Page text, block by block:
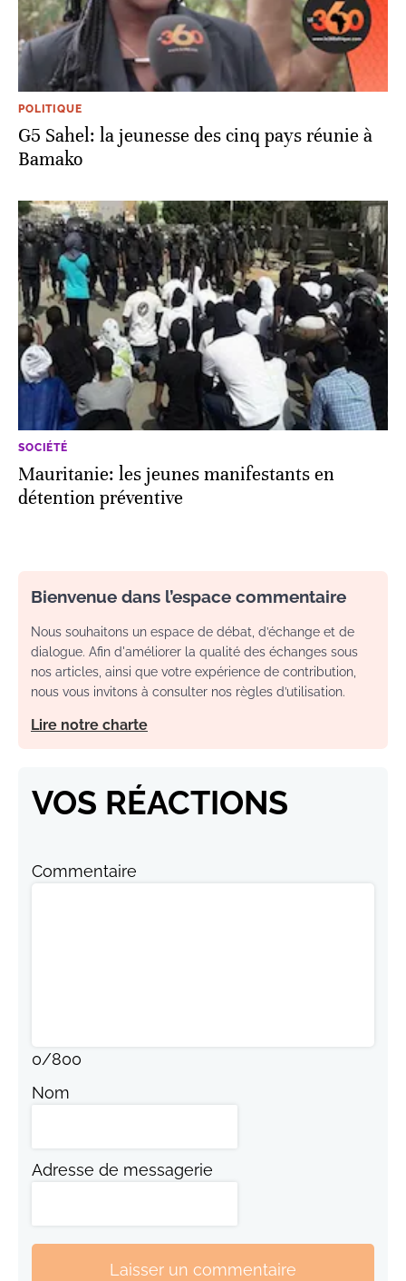
POLITIQUE
G5 Sahel: la jeunesse des cinq pays réunie à
Bamako
SOCIÉTÉ
Mauritanie: les jeunes manifestants en
détention préventive
Bienvenue dans l’espace commentaire
Nous souhaitons un espace de débat, d’échange et de
dialogue. Afin d'améliorer la qualité des échanges sous
nos articles, ainsi que votre expérience de contribution,
nous vous invitons à consulter nos règles d’utilisation.
Lire notre charte
VOS RÉACTIONS
Commentaire
0/800
Nom
Adresse de messagerie
Laisser un commentaire